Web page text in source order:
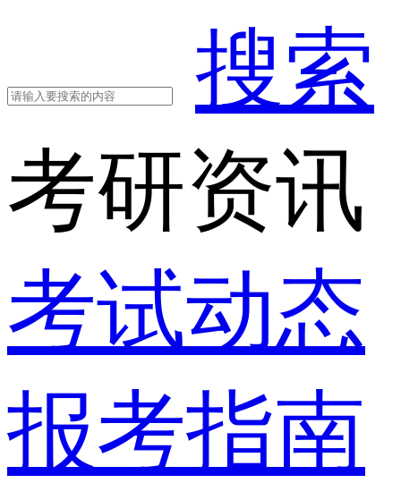
搜索
考研资讯
考试动态
报考指南